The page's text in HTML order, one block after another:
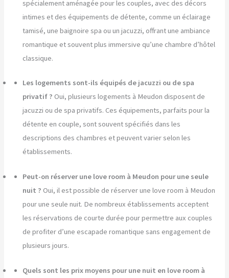
spécialement aménagée pour les couples, avec des décors
intimes et des équipements de détente, comme un éclairage
tamisé, une baignoire spa ou un jacuzzi, offrant une ambiance
romantique et souvent plus immersive qu’une chambre d’hôtel
classique.
Les logements sont-ils équipés de jacuzzi ou de spa
privatif ? Oui, plusieurs logements à Meudon disposent de
jacuzzi ou de spa privatifs. Ces équipements, parfaits pour la
détente en couple, sont souvent spécifiés dans les
descriptions des chambres et peuvent varier selon les
établissements.
Peut-on réserver une love room à Meudon pour une seule
nuit ? Oui, il est possible de réserver une love room à Meudon
pour une seule nuit. De nombreux établissements acceptent
les réservations de courte durée pour permettre aux couples
de profiter d’une escapade romantique sans engagement de
plusieurs jours.
Quels sont les prix moyens pour une nuit en love room à